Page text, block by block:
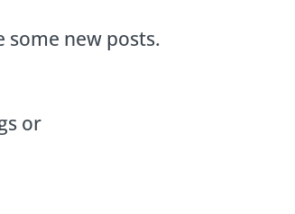
some new posts.
or